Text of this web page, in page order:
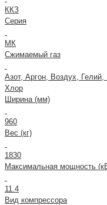
ККЗ
Серия
МК
Сжимаемый газ
Азот, Аргон, Воздух,
Хлор
Ширина (мм)
960
Вес (кг)
1830
Максимальная мощность
11.4
Вид компрессора